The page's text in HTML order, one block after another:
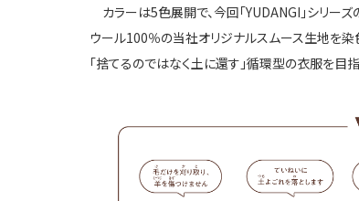
カラーは5色展開で、今回「YUDANGI 」シリー
ウール100％の当社オリジナルスムース生地を
「捨てるのではなく土に還す」循環型の衣服を目